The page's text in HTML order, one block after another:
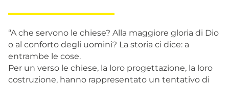
“A che servono le chiese? Alla maggiore gloria di Dio
o al conforto degli uomini? La storia ci dice: a
entrambe le cose.
Per un verso le chiese, la loro progettazione, la loro
costruzione, hanno rappresentato un tentativo di